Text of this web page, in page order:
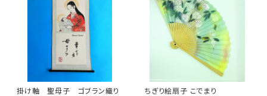
掛け軸 聖母子 ゴブラン織り ちぎり絵扇子 こでまり